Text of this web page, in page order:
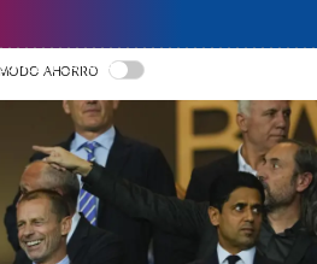
EN CATALÀ
AHORRO